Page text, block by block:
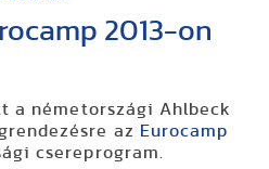
2013-on
a németországi Ahlbeck
az Eurocamp
csereprogram.